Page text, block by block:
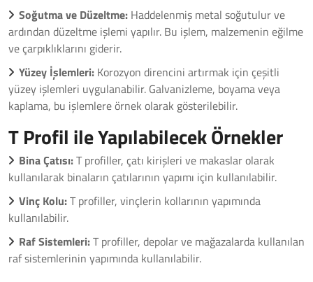
Soğutma ve Düzeltme: Haddelenmiş metal soğutulur ve
ardından düzeltme işlemi yapılır. Bu işlem, malzemenin eğilme
ve çarpıklıklarını giderir.
Yüzey İşlemleri: Korozyon direncini artırmak için çeşitli
yüzey işlemleri uygulanabilir. Galvanizleme, boyama veya
kaplama, bu işlemlere örnek olarak gösterilebilir.
T Profil ile Yapılabilecek Örnekler
Bina Çatısı:T profiller, çatı kirişleri ve makaslar olarak
kullanılarak binaların çatılarının yapımı için kullanılabilir.
Vinç Kolu:T profiller, vinçlerin kollarının yapımında
kullanılabilir.
Raf Sistemleri:T profiller, depolar ve mağazalarda kullanılan
raf sistemlerinin yapımında kullanılabilir.